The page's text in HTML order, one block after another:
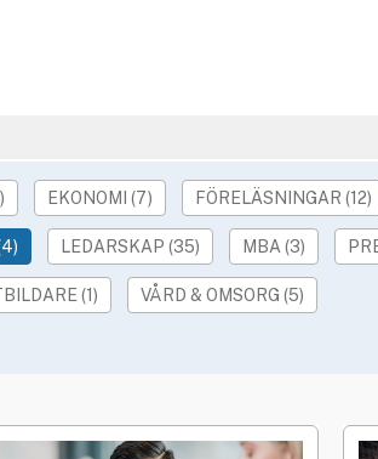
EKONOMI (7) FÖRELÄSNINGAR (12)
LEDARSKAP (35) MBA (3)
(1) VÅRD & OMSORG (5)